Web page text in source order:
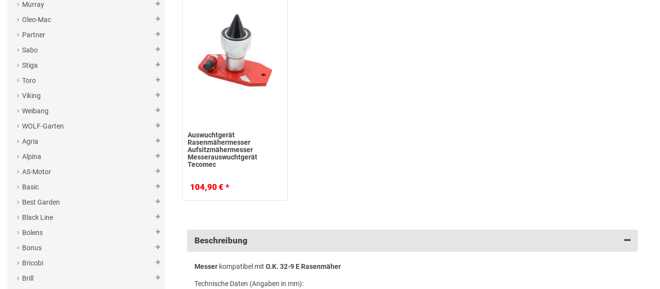
Murray
Oleo-Mac
Partner
Sabo
Stiga
Toro
Viking
Weibang
WOLF-Garten
Agria
Alpina
AS-Motor
Basic
Best Garden
Black Line
Bolens
Bonus
Bricobi
Brill
Auswuchtgerät
Rasenmähermesser
Aufsitzmähermesser
Messerauswuchtgerät
Tecomec
104,90 € *
Beschreibung
Messer kompatibel mit O.K. 32-9 E Rasenmäher
Technische Daten (Angaben in mm):